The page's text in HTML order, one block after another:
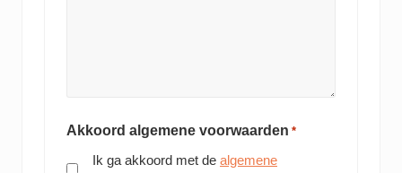
Akkoord algemene voorwaarden *
Ik ga akkoord met de algemene